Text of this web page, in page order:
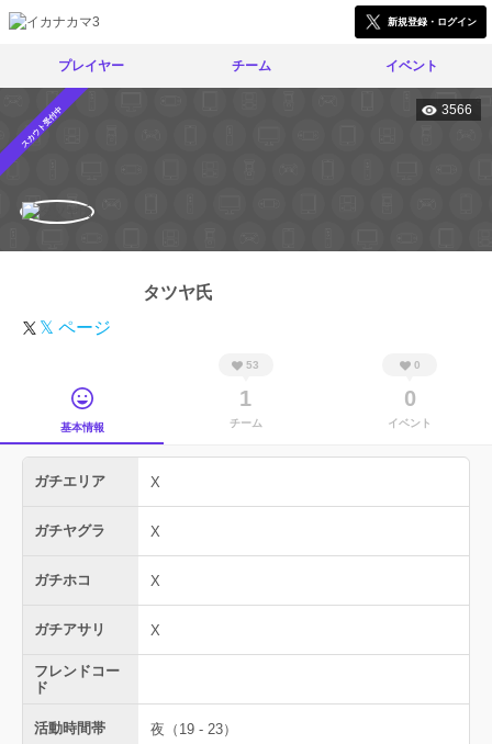
新規登録・ログイン
プレイヤー チーム イベント
スカウト受付中 3566
タツヤ氏
𝕏 ページ
基本情報
53
1
チーム
0
0
イベント
ガチエリア X
ガチヤグラ X
ガチホコ X
ガチアサリ X
フレンドコー
ド
活動時間帯 夜（19 - 23）